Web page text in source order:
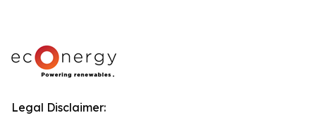
Legal Disclaimer: